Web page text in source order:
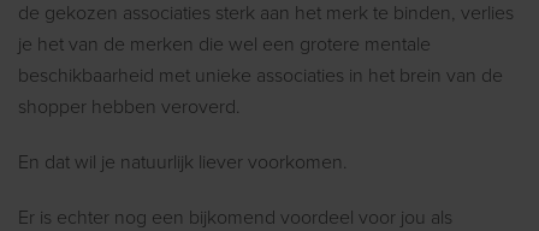
de gekozen associaties sterk aan het merk te binden, verlies
je het van de merken die wel een grotere mentale
beschikbaarheid met unieke associaties in het brein van de
shopper hebben veroverd.
En dat wil je natuurlijk liever voorkomen.
Er is echter nog een bijkomend voordeel voor jou als